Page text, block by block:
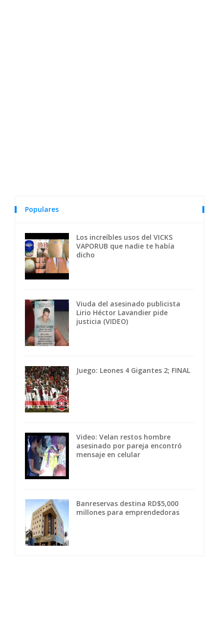
Populares
Los increíbles usos del VICKS
VAPORUB que nadie te había
dicho
Viuda del asesinado publicista
Lirio Héctor Lavandier pide
justicia (VIDEO)
Juego: Leones 4 Gigantes 2; FINAL
Video: Velan restos hombre
asesinado por pareja encontró
mensaje en celular
Banreservas destina RD$5,000
millones para emprendedoras